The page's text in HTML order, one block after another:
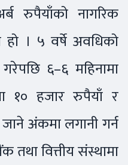
नागरिक
। ५ वर्षे अवधिको
६–६ महिनामा
१० हजार रुपैयाँ र
अंकमा लगानी गर्न
तथा वित्तीय संस्थामा